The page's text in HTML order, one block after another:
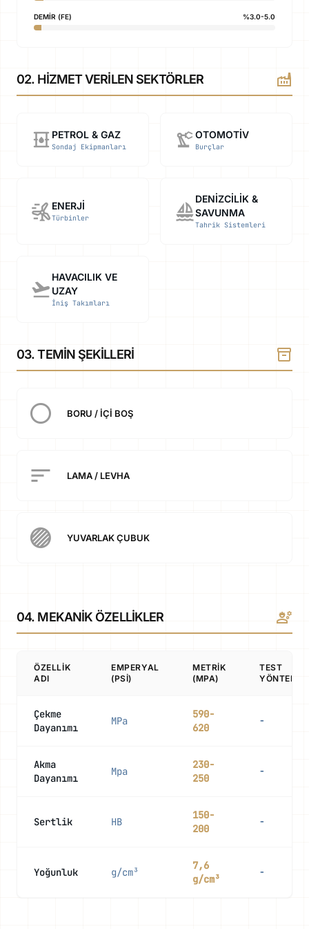
DEMIR (FE) %3.0-5.0
02. HIZMET VERILEN SEKTÖRLER factory
oil_barrel PETROL & GAZ
Sondaj Ekipmanları precision_manufacturing OTOMOTIV
Burçlar
wind_powerENERJI
Türbinler sailingDENIZCILIK &
SAVUNMA
Tahrik Sistemleri
flight_takeoff HAVACILIK VE
UZAY
İniş Takımları
03. TEMIN ŞEKILLERI inventory_2
radio_button_unchecked BORU / İÇI BOŞ
sort LAMA / LEVHA
stroke_full YUVARLAK ÇUBUK
04. MEKANIK ÖZELLIKLER engineering
ÖZELLIK
ADI
EMPERYAL
(PSI)
METRIK
(MPA)
TEST
YÖNTEMI
Çekme
Dayanımı
MPa
590-
620
-
Akma
Dayanımı
Mpa
230-
250
-
Sertlik HB
150-
200
-
Yoğunluk g/cm³
7,6
g/cm³
-